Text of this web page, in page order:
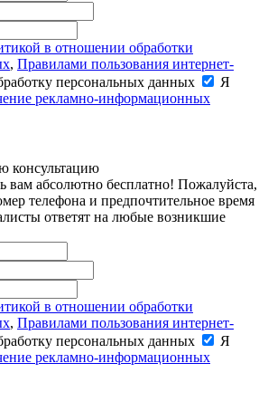
в отношении обработки
, Правилами пользования интернет-
персональных данных
Я
рекламно-информационных
консультацию
абсолютно бесплатно! Пожалуйста,
телефона и предпочтительное время
ответят на любые возникшие
в отношении обработки
, Правилами пользования интернет-
персональных данных
Я
рекламно-информационных